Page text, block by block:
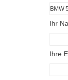
Ihr
Ihre